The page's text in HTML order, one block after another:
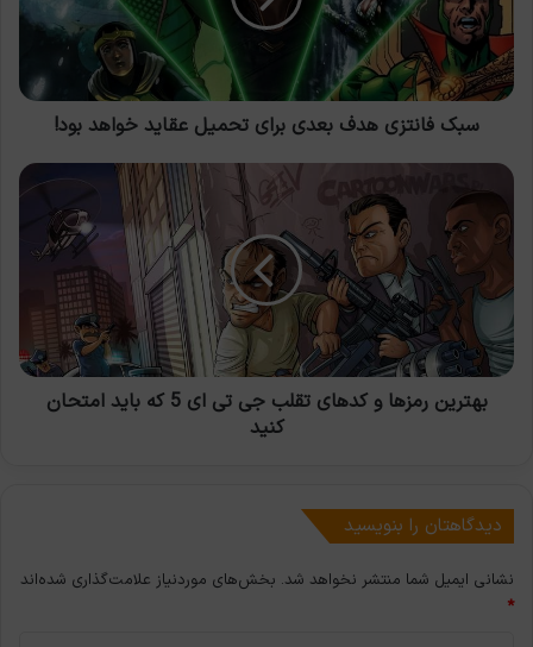
تحمیل
عقاید
خواهد
بود!
سبک فانتزی هدف بعدی برای تحمیل عقاید خواهد بود!
بهترین
و
کدهای
تقلب
جی
تی
ای
5
بهترین رمزها و کدهای تقلب جی تی ای 5 که باید امتحان
کنید
دیدگاهتان را بنویسید
نشانی ایمیل شما منتشر نخواهد شد. بخش‌های موردنیاز علامت‌گذاری شده‌اند
*